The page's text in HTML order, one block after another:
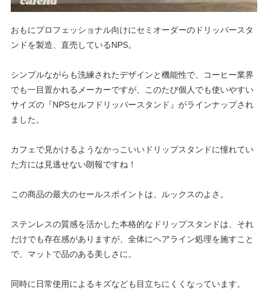
おもにプロフェッショナル向けにセミオーダーのドリッパースタ
ンドを製造、直売している NPS。
シンプルながらも洗練されたデザインと機能性で、コーヒー業界
でも一目置かれるメーカーですが、このたび個人でも使いやすい
サイズの『 NPSセルフドリッパースタンド』がラインナップされ
ました。
カフェで見かけるようなかっこいいドリップスタンドに憧れてい
た方には見逃せない朗報ですね！
この商品の最大のセールスポイントは、ルックスのよさ。
ステンレスの質感を活かした本格的なドリップスタンドは、それ
だけでも存在感がありますが、全体にヘアライン処理を施すこと
で、マットで品のある美しさに。
同時に日常使用によるキズなども目立ちにくくなっています。